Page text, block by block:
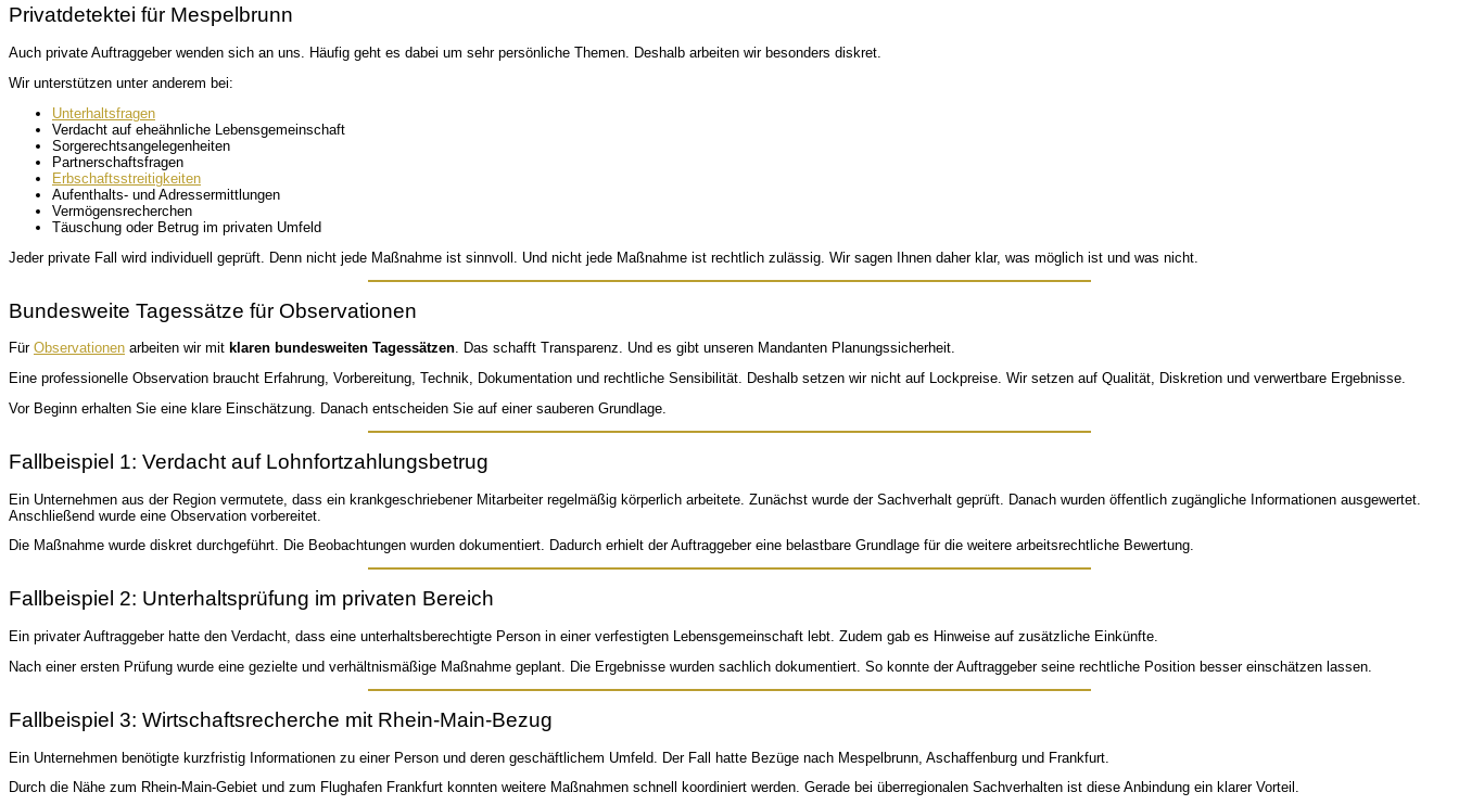
Privatdetektei für Mespelbrunn
Auch private Auftraggeber wenden sich an uns. Häufig geht es dabei um sehr persönliche Themen. Deshalb arbeiten wir besonders diskret.
Wir unterstützen unter anderem bei:
Unterhaltsfragen
Verdacht auf eheähnliche Lebensgemeinschaft
Sorgerechtsangelegenheiten
Partnerschaftsfragen
Erbschaftsstreitigkeiten
Aufenthalts- und Adressermittlungen
Vermögensrecherchen
Täuschung oder Betrug im privaten Umfeld
Jeder private Fall wird individuell geprüft. Denn nicht jede Maßnahme ist sinnvoll. Und nicht jede Maßnahme ist rechtlich zulässig. Wir sagen Ihnen daher klar, was möglich ist und was nicht.
Bundesweite Tagessätze für Observationen
Für Observationen arbeiten wir mit klaren bundesweiten Tagessätzen. Das schafft Transparenz. Und es gibt unseren Mandanten Planungssicherheit.
Eine professionelle Observation braucht Erfahrung, Vorbereitung, Technik, Dokumentation und rechtliche Sensibilität. Deshalb setzen wir nicht auf Lockpreise. Wir setzen auf Qualität, Diskretion und verwertbare Ergebnisse.
Vor Beginn erhalten Sie eine klare Einschätzung. Danach entscheiden Sie auf einer sauberen Grundlage.
Fallbeispiel 1: Verdacht auf Lohnfortzahlungsbetrug
Ein Unternehmen aus der Region vermutete, dass ein krankgeschriebener Mitarbeiter regelmäßig körperlich arbeitete. Zunächst wurde der Sachverhalt geprüft. Danach wurden öffentlich zugängliche Informationen ausgewertet.
Anschließend wurde eine Observation vorbereitet.
Die Maßnahme wurde diskret durchgeführt. Die Beobachtungen wurden dokumentiert. Dadurch erhielt der Auftraggeber eine belastbare Grundlage für die weitere arbeitsrechtliche Bewertung.
Fallbeispiel 2: Unterhaltsprüfung im privaten Bereich
Ein privater Auftraggeber hatte den Verdacht, dass eine unterhaltsberechtigte Person in einer verfestigten Lebensgemeinschaft lebt. Zudem gab es Hinweise auf zusätzliche Einkünfte.
Nach einer ersten Prüfung wurde eine gezielte und verhältnismäßige Maßnahme geplant. Die Ergebnisse wurden sachlich dokumentiert. So konnte der Auftraggeber seine rechtliche Position besser einschätzen lassen.
Fallbeispiel 3: Wirtschaftsrecherche mit Rhein-Main-Bezug
Ein Unternehmen benötigte kurzfristig Informationen zu einer Person und deren geschäftlichem Umfeld. Der Fall hatte Bezüge nach Mespelbrunn, Aschaffenburg und Frankfurt.
Durch die Nähe zum Rhein-Main-Gebiet und zum Flughafen Frankfurt konnten weitere Maßnahmen schnell koordiniert werden. Gerade bei überregionalen Sachverhalten ist diese Anbindung ein klarer Vorteil.